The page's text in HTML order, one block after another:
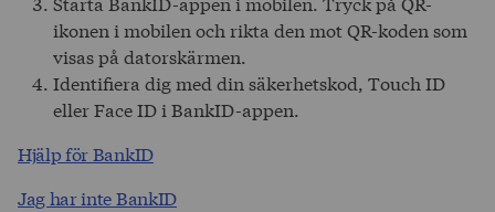
ikonen i mobilen och rikta den mot QR-koden som
visas på datorskärmen.
Identifiera dig med din säkerhetskod, Touch ID
eller Face ID i BankID-appen.
Hjälp för BankID
Jag har inte BankID